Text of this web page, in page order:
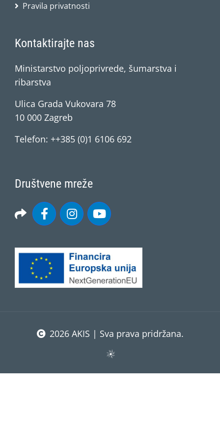
Pravila privatnosti
Kontaktirajte nas
Ministarstvo poljoprivrede, šumarstva i
ribarstva
Ulica Grada Vukovara 78
10 000 Zagreb
Telefon: ++385 (0)1 6106 692
Društvene mreže
2026 AKIS | Sva prava pridržana.